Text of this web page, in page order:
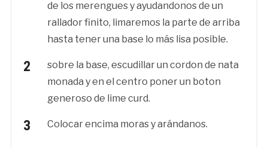
de los merengues y ayudandonos de un
rallador finito, limaremos la parte de arriba
hasta tener una base lo más lisa posible.
sobre la base, escudillar un cordon de nata
monada y en el centro poner un boton
generoso de lime curd.
Colocar encima moras y arándanos.